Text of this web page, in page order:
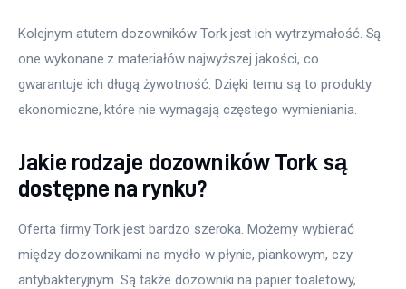
Kolejnym atutem dozowników Tork jest ich wytrzymałość. Są
one wykonane z materiałów najwyższej jakości, co
gwarantuje ich długą żywotność. Dzięki temu są to produkty
ekonomiczne, które nie wymagają częstego wymieniania.
Jakie rodzaje dozowników Tork są
dostępne na rynku?
Oferta firmy Tork jest bardzo szeroka. Możemy wybierać
między dozownikami na mydło w płynie, piankowym, czy
antybakteryjnym. Są także dozowniki na papier toaletowy,